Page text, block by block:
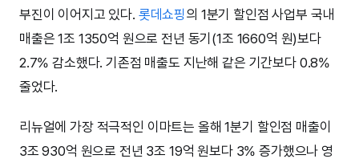
부진이 이어지고 있다. 롯데쇼핑의 1분기 할인점 사업부 국내
매출은 1조 1350억 원으로 전년 동기(1조 1660억 원)보다
2.7% 감소했다. 기존점 매출도 지난해 같은 기간보다 0.8%
줄었다.
리뉴얼에 가장 적극적인 이마트는 올해 1분기 할인점 매출이
3조 930억 원으로 전년 3조 19억 원보다 3% 증가했으나 영